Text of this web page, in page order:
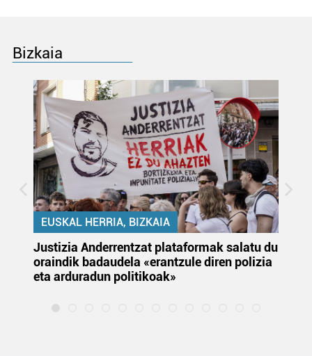
Bizkaia
EUSKAL HERRIA, BIZKAIA
Justizia Anderrentzat plataformak salatu du
oraindik badaudela «erantzule diren polizia
eta arduradun politikoak»